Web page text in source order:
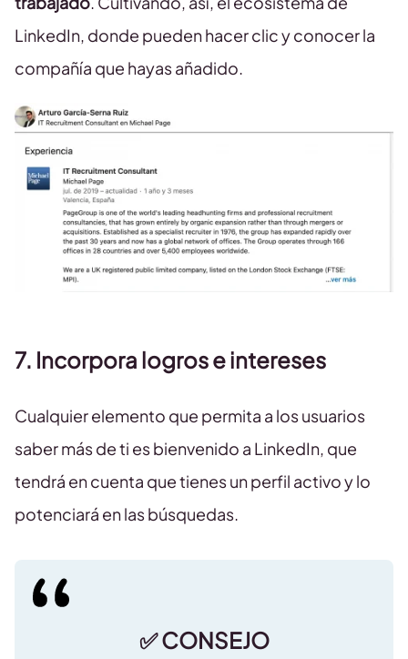
LinkedIn, donde pueden hacer clic y conocer la
compañía que hayas añadido.
7. Incorpora logros e intereses
Cualquier elemento que permita a los usuarios
saber más de ti es bienvenido a LinkedIn, que
tendrá en cuenta que tienes un perfil activo y lo
potenciará en las búsquedas.
✅ CONSEJO